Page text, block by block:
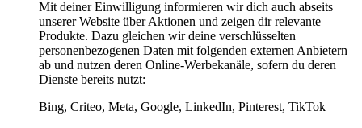
Mit deiner Einwilligung informieren wir dich auch abseits
unserer Website über Aktionen und zeigen dir relevante
Produkte. Dazu gleichen wir deine verschlüsselten
personenbezogenen Daten mit folgenden externen Anbietern
ab und nutzen deren Online-Werbekanäle, sofern du deren
Dienste bereits nutzt:
Bing, Criteo, Meta, Google, LinkedIn, Pinterest, TikTok